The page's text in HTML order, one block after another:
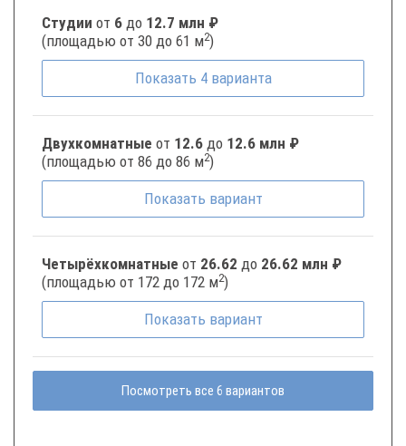
Студии от 6 до 12.7 млн ₽
(площадью от 30 до 61 м2)
Показать 4 варианта
Двухкомнатные от 12.6 до 12.6 млн ₽
(площадью от 86 до 86 м2)
Показать вариант
Четырёхкомнатные от 26.62 до 26.62 млн ₽
(площадью от 172 до 172 м2)
Показать вариант
Посмотреть все 6 вариантов